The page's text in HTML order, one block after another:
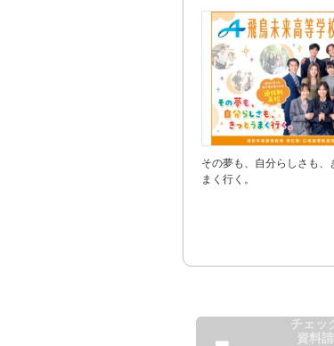
その夢も、自分らしさも、
まく行く。
チェッ
資料